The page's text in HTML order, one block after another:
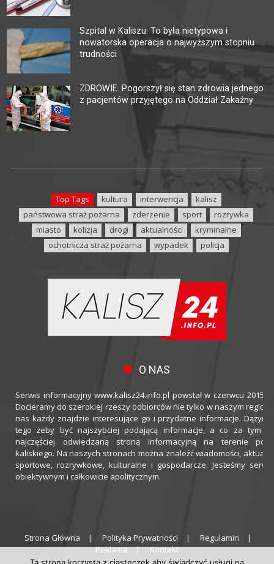
Szpital w Kaliszu: To była nietypowa i
nowatorska operacja o najwyższym stopniu
trudności
ZDROWIE. Pogorszył się stan zdrowia jednego
z pacjentów przyjętego na Oddział Zakaźny
Top Tags kultura interwencja
kalisz
państwowa straż pożarna
zderzenie sport
rozrywka
miasto
kolizja drogi aktualności
kryminalne
ochotnicza straż pożarna
wypadek policja
O NAS
Serwis informacyjny www.kalisz24.info.pl powstał w czerwcu 2015
Docieramy do szerokiej rzeszy odbiorców nie tylko w naszym
nas każdy znajdzie interesujące go i przydatne informacje.
tego żeby być najszybciej podającą informacje, a co za tym
najczęściej odwiedzaną stroną informacyjną na terenie
kaliskiego. Na naszych stronach można znaleźć wiadomości,
sportowe, rozrywkowe, kulturalne i gospodarcze. Jesteśmy
obiektywnym i całkowicie apolitycznym.
Strona Główna Polityka Prywatności
Regulamin
Reklama
Kontakt